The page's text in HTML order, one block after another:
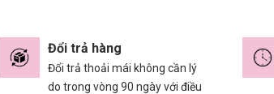
Đổi trả hàng
Đổi trả thoải mái không cần lý
do trong vòng 90 ngày với điều